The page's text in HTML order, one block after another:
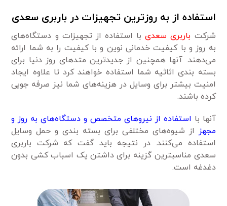
استفاده از به روزترین تجهیزات در باربری سعدی
شرکت باربری سعدیبا استفاده از تجهیزات و دستگاه‌های
به روز و با کیفیت خدمانی نوین و با کیفیت را به شما ارائه
می‌دهند. آنها همچنین از جدیدترین متدهای روز دنیا برای
بسته بندی اثاثیه شما استفاده خواهند کرد تا علاوه ایجاد
امنیت بیشتر برای وسایل در هزینه‌های شما نیز صرفه جویی
کرده باشند.
آنها با استفاده از نیروهای متخصص و دستگاه‌های به روز و
مجهز از شیوه‌های مختلفی برای بسته بندی و حمل وسایل
استفاده می‌کنند. در نتیجه باید گفت که شرکت باربری
سعدی مناسبترین گزینه برای داشتن یک اسباب کشی بدون
دغدغه است.